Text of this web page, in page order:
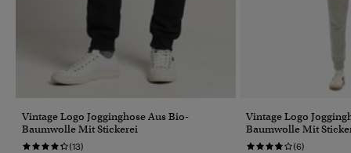
Vintage Logo Jogginghose Aus Bio-
Baumwolle Mit Stickerei
(13)
Vintage Logo
Baumwolle Mit
(6)